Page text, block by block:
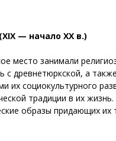
XIX— начало ХХ в.)
место занимали
древнетюркской, а
их социокультурного
традиции в их
образы придающих их